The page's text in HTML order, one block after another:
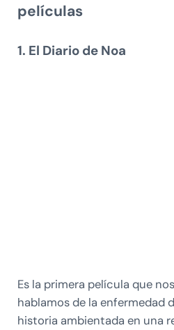
películas
1. El Diario de Noa
Es la primera película que
hablamos de la enfermedad
historia ambientada en una